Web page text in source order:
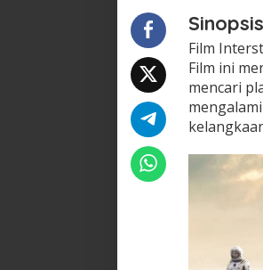
Film
Film ini
mencari